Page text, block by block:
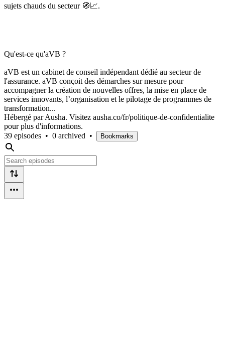
sujets chauds du secteur 🧭📈.
Qu'est-ce qu'aVB ?
aVB est un cabinet de conseil indépendant dédié au secteur de
l'assurance. aVB conçoit des démarches sur mesure pour
accompagner la création de nouvelles offres, la mise en place de
services innovants, l’organisation et le pilotage de programmes de
transformation...
Hébergé par Ausha. Visitez ausha.co/fr/politique-de-confidentialite
pour plus d'informations.
39 episodes • 0 archived • Bookmarks